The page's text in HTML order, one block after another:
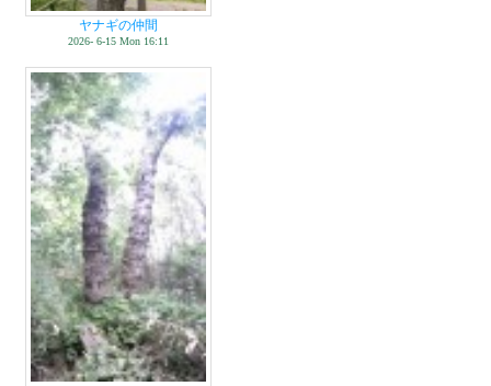
ヤナギの仲間
2026- 6-15 Mon 16:11